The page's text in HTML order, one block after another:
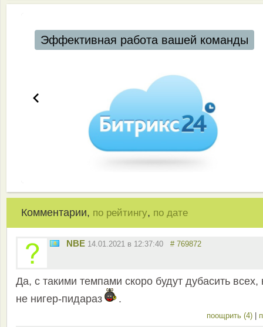
Эффективная работа вашей команды
Комментарии, по рейтингу, по дате
NBE 14.01.2021 в 12:37:40 # 769872
Да, с такими темпами скоро будут дубасить всех,
не нигер-пидараз
.
поощрить (4)